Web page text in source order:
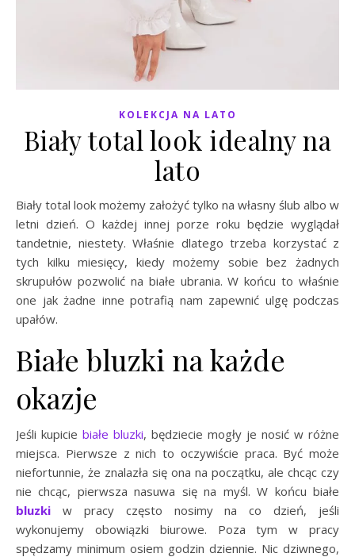
KOLEKCJA NA LATO
Biały total look idealny na
lato
Biały total look możemy założyć tylko na własny ślub albo w
letni dzień. O każdej innej porze roku będzie wyglądał
tandetnie, niestety. Właśnie dlatego trzeba korzystać z
tych kilku miesięcy, kiedy możemy sobie bez żadnych
skrupułów pozwolić na białe ubrania. W końcu to właśnie
one jak żadne inne potrafią nam zapewnić ulgę podczas
upałów.
Białe bluzki na każde
okazje
Jeśli kupicie białe bluzki, będziecie mogły je nosić w różne
miejsca. Pierwsze z nich to oczywiście praca. Być może
niefortunnie, że znalazła się ona na początku, ale chcąc czy
nie chcąc, pierwsza nasuwa się na myśl. W końcu białe
bluzki w pracy często nosimy na co dzień, jeśli
wykonujemy obowiązki biurowe. Poza tym w pracy
spędzamy minimum osiem godzin dziennie. Nic dziwnego,